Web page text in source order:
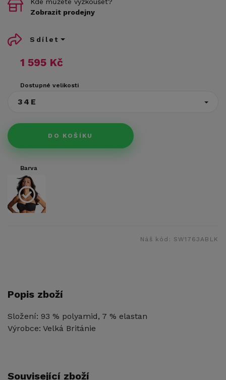
1 595 Kč
Dostupné velikosti
34E
DO KOŠÍKU
Zobrazit prodejny
Sdílet
Barva
Náš kód: SW1763ABLK
Popis zboží
Složení: 93 % polyamid, 7 % elastan
Výrobce: Velká Británie
Související zboží